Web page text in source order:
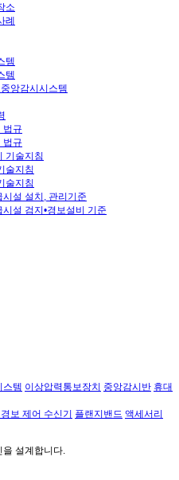
소
례
템
템
앙감시시스템
법규
법규
기술지침
술지침
술지침
설 설치, 관리기준
설 검지•경보설비 기준
스템 이상압력통보장치 중앙감시반 휴대
보 제어 수신기 플랜지밴드 액세서리
을 설계합니다.